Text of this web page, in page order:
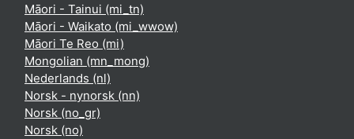
Māori - Tainui ‎(mi_tn)‎
Māori - Waikato ‎(mi_wwow)‎
Māori Te Reo ‎(mi)‎
Mongolian ‎(mn_mong)‎
Nederlands ‎(nl)‎
Norsk - nynorsk ‎(nn)‎
Norsk ‎(no_gr)‎
Norsk ‎(no)‎